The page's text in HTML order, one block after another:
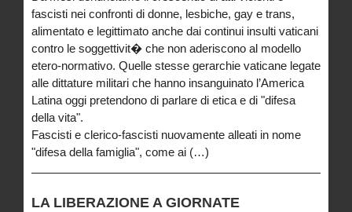
fascisti nei confronti di donne, lesbiche, gay e trans,
alimentato e legittimato anche dai continui insulti vaticani
contro le soggettivit� che non aderiscono al modello
etero-normativo. Quelle stesse gerarchie vaticane legate
alle dittature militari che hanno insanguinato l’America
Latina oggi pretendono di parlare di etica e di "difesa
della vita".
Fascisti e clerico-fascisti nuovamente alleati in nome
"difesa della famiglia", come ai (…)
LA LIBERAZIONE A GIORNATE